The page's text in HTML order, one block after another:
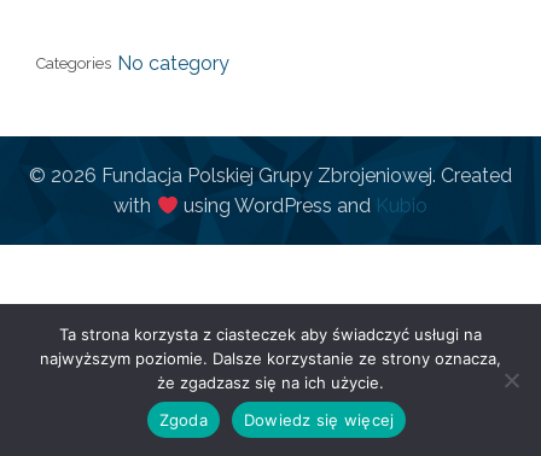
Categories No category
© 2026 Fundacja Polskiej Grupy Zbrojeniowej. Created
with
using WordPress and Kubio
Ta strona korzysta z ciasteczek aby świadczyć usługi na
najwyższym poziomie. Dalsze korzystanie ze strony oznacza,
że zgadzasz się na ich użycie.
Zgoda
Dowiedz się więcej